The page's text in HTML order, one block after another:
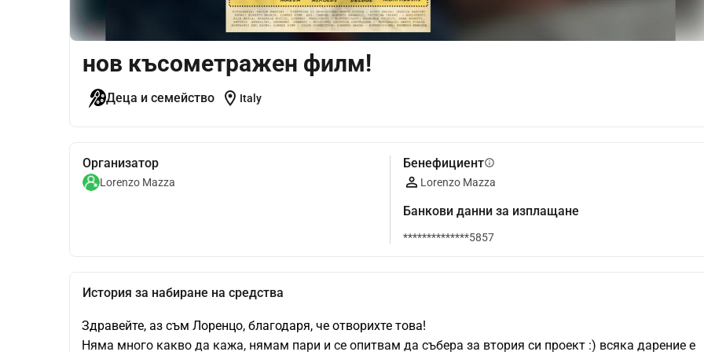
нов късометражен филм!
Деца и семейство location_on Italy
Организатор
Lorenzo Mazza
Бенефициентinfo
Lorenzo Mazza
Банкови данни за изплащане
**************5857
История за набиране на средства
Здравейте, аз съм Лоренцо, благодаря, че отворихте това!
Няма много какво да кажа, нямам пари и се опитвам да събера за втория си проект :) всяка дарение е